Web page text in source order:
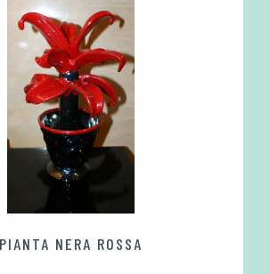
PIANTA NERA ROSSA